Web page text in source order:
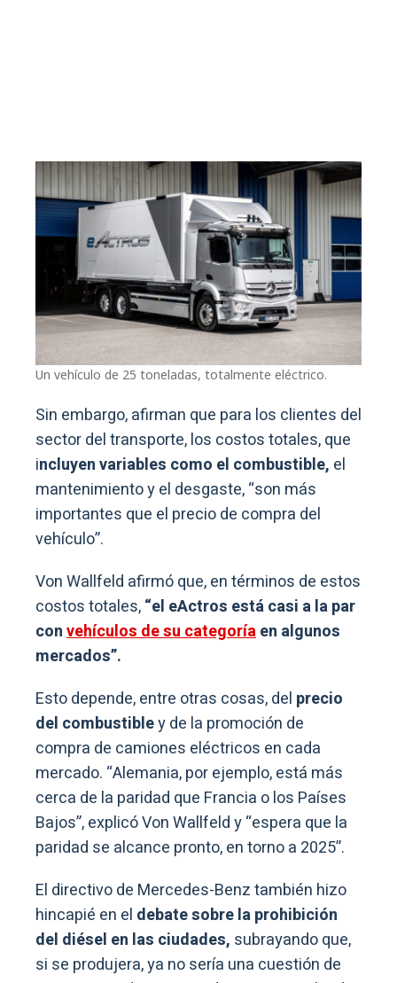
Un vehículo de 25 toneladas, totalmente eléctrico.
Sin embargo, afirman que para los clientes del
sector del transporte, los costos totales, que
incluyen variables como el combustible, el
mantenimiento y el desgaste, “son más
importantes que el precio de compra del
vehículo”.
Von Wallfeld afirmó que, en términos de estos
costos totales,“el eActros está casi a la par
convehículos de su categoríaen algunos
mercados”.
Esto depende, entre otras cosas, del precio
del combustibley de la promoción de
compra de camiones eléctricos en cada
mercado. “Alemania, por ejemplo, está más
cerca de la paridad que Francia o los Países
Bajos”, explicó Von Wallfeld y “espera que la
paridad se alcance pronto, en torno a 2025”.
El directivo de Mercedes-Benz también hizo
hincapié en el debate sobre la prohibición
del diésel en las ciudades, subrayando que,
si se produjera, ya no sería una cuestión de